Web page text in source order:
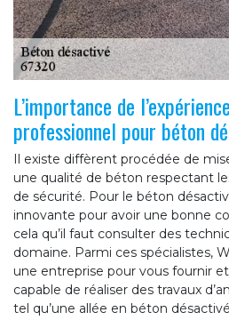
L’importance de
professionnel pour béton
Il existe diffèrent procédée de
une qualité de béton respectant
de sécurité. Pour le béton
innovante pour avoir une bonne
cela qu’il faut consulter des
domaine. Parmi ces spécialistes,
une entreprise pour vous fournir
capable de réaliser des travaux
tel qu’une allée en béton